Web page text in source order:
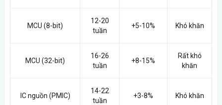
MCU (8-bit)
12-20
tuần
+5-10% Khó khăn
MCU (32-bit)
16-26
tuần
+8-15%
Rất khó
khăn
IC nguồn (PMIC)
14-22
tuần
+3-8% Khó khăn